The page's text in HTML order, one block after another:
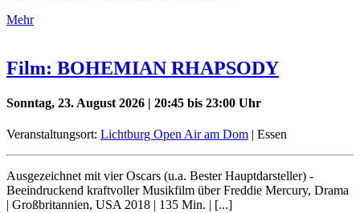
Mehr
Film: BOHEMIAN RHAPSODY
Sonntag, 23. August 2026 | 20:45 bis 23:00 Uhr
Veranstaltungsort: Lichtburg Open Air am Dom | Essen
Ausgezeichnet mit vier Oscars (u.a. Bester Hauptdarsteller) -
Beeindruckend kraftvoller Musikfilm über Freddie Mercury, Drama
| Großbritannien, USA 2018 | 135 Min. | [...]